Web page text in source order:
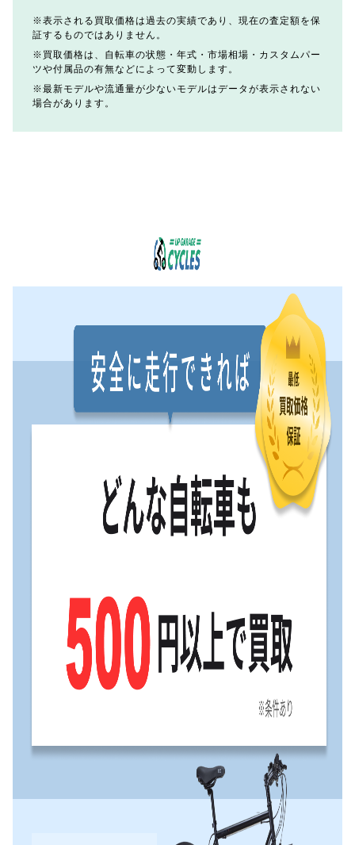
表示される買取価格は過去の実績であり、現在の査定額を保
証するものではありません。
買取価格は、自転車の状態・年式・市場相場・カスタムパー
ツや付属品の有無などによって変動します。
最新モデルや流通量が少ないモデルはデータが表示されない
場合があります。